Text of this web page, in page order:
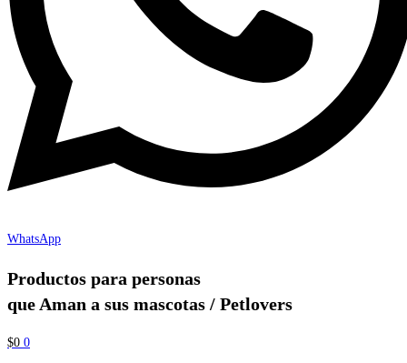
WhatsApp
Productos para personas
que Aman a sus mascotas / Petlovers
$0 0